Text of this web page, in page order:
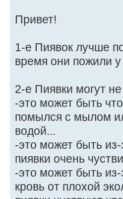
Привет!
1-е Пиявок лучше
время они пожили
2-е Пиявки могут
-это может быть
помылся с мылом
водой...
-это может быть
пиявки очень
-это может быть из-
кровь от плохой